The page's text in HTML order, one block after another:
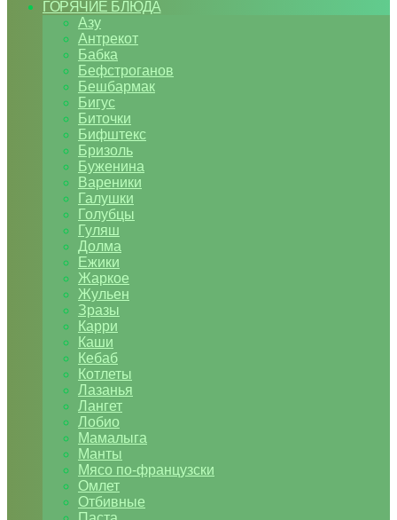
ГОРЯЧИЕ БЛЮДА
Азу
Антрекот
Бабка
Бефстроганов
Бешбармак
Бигус
Биточки
Бифштекс
Бризоль
Буженина
Вареники
Галушки
Голубцы
Гуляш
Долма
Ежики
Жаркое
Жульен
Зразы
Карри
Каши
Кебаб
Котлеты
Лазанья
Лангет
Лобио
Мамалыга
Манты
Мясо по-французски
Омлет
Отбивные